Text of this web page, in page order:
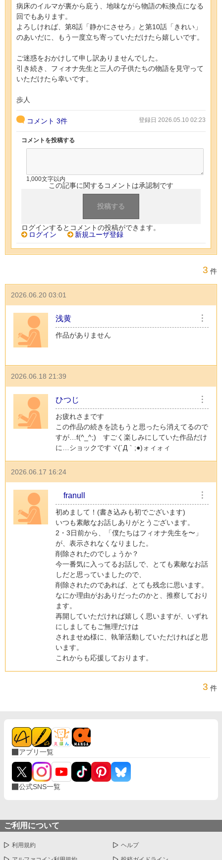
病床のイルマが裏から庇う、地味ながら物語の転換点になる
回でもあります。
よろしければ、第8話「静かにさせろ」と第10話「きれい」
のあいだに、もう一度立ち寄っていただけたら嬉しいです。
ご迷惑をおかけして申し訳ありませんでした。
引き続き、フィオナ先生と三人の子供たちの物語を見守って
いただけたら幸いです。
歩人
コメント 3件 登録日 2026.05.10 02:23
コメントを投稿する
1,000文字以内
この記事に関するコメントは承認制です
ログインするとコメントの投稿ができます。
ログイン
新規ユーザ登録
3 件
2026.06.20 03:01
浅黄 ︙
作品がありません
2026.06.18 21:39
ひつじ ︙
お疲れさまです
この作品の続きを読もうと思ったら消えてるので
すが…f(^_^;) すごく楽しみにしていた作品だけ
に…ショックですヾ(´Д｀;●)ォィォィ
2026.06.17 16:24
franull ︙
初めまして！(書き込みも初でございます)
いつも素敵なお話しありがとうございます。
2・3日前から、「僕たちはフィオナ先生を〜」
が、表示されなくなりました。
削除されたのでしょうか？
今一番気に入ってるお話しで、とても素敵なお話
しだと思っていましたので、
削除されたのであれば、とても残念に思います。
なにか理由がおありだったのかと、推察しており
ます。
再開していただければ嬉しく思いますが、いずれ
にしましてもご無理だけは
されませぬ様に、執筆活動していただければと思
います。
これからも応援しております。
3 件
アプリ一覧
公式SNS一覧
ご利用について
利用規約 ヘルプ